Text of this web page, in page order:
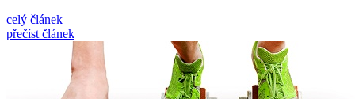
celý článek
přečíst článek